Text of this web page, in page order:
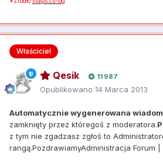
Właściciel
Qesik 11 987
Opublikowano 14 Marca 2013
Automatycznie wygenerowana
zamknięty przez któregoś z moderatora.
z tym nie zgadzasz zgłoś to
rangą.PozdrawiamyAdministracja Forum |